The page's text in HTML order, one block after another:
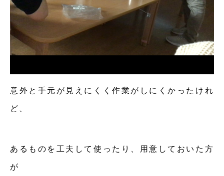
意外と手元が見えにくく作業がしにくかったけれ
ど、
あるものを工夫して使ったり、用意しておいた方
が